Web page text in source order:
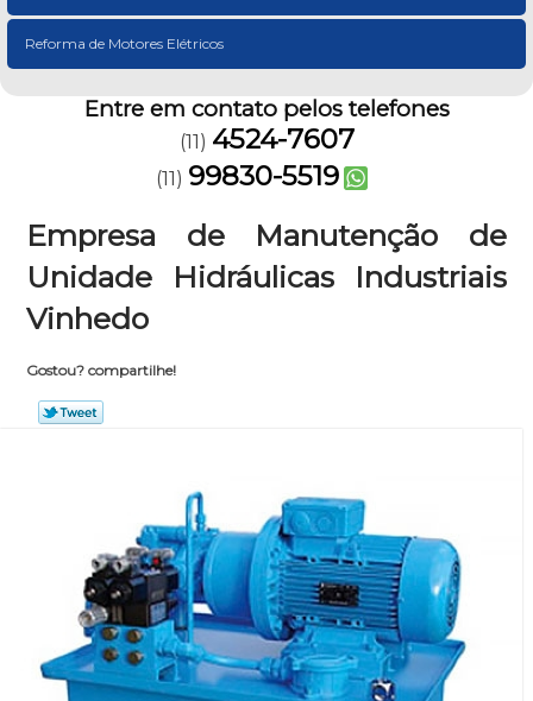
Reforma de Motores Elétricos
Entre em contato pelos telefones
(11) 4524-7607
(11) 99830-5519
Empresa de Manutenção de
Unidade Hidráulicas Industriais
Vinhedo
Gostou? compartilhe!